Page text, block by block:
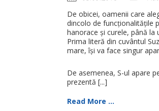
De obicei, oamenii care
dincolo de funcționalitățile
hanorace și curele, până
Prima literă din cuvântul
mare, își va face singur
De asemenea, S-ul apare
prezentă [...]
Read More ...